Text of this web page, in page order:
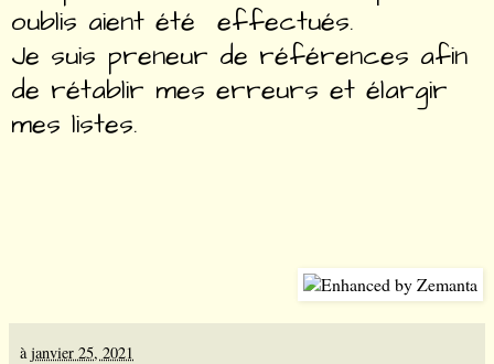
oublis aient été effectués.
Je suis preneur de références afin
de rétablir mes erreurs et élargir
mes listes.
à janvier 25, 2021